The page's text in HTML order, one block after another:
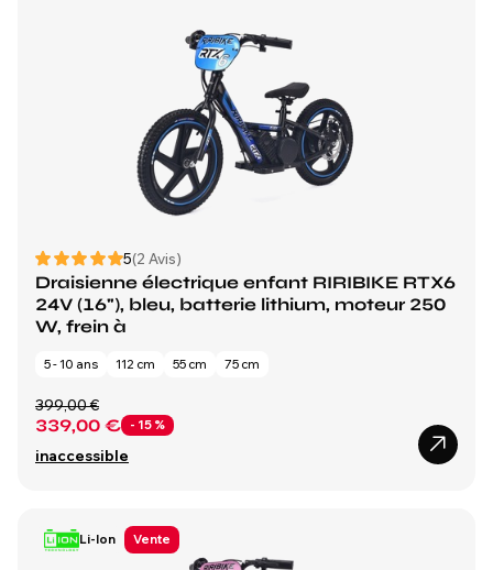
5(2 Avis)
Draisienne électrique enfant RIRIBIKE RTX6
24V (16"), bleu, batterie lithium, moteur 250
W, frein à
5 - 10 ans 112 cm 55 cm 75 cm
339,00 € - 15 %
399,00 €
inaccessible
Li-Ion Vente